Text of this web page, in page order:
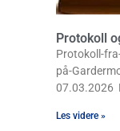
Protokoll
Protokoll-
på-
07.03.2026
Les videre »